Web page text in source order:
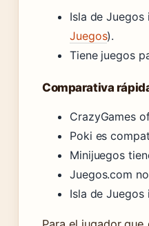
Isla de
Juegos).
Tiene juegos
Comparativa
CrazyGames
Poki es
Minijuegos
Juegos.com
Isla de